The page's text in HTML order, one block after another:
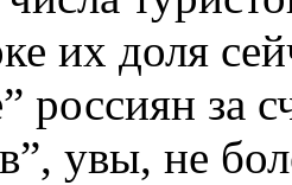
их доля
россиян за
увы, не